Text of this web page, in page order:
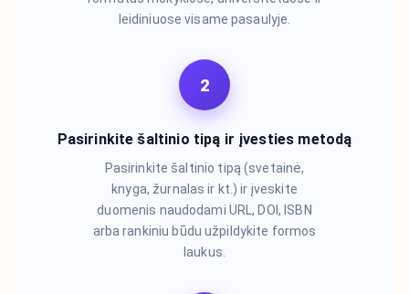
leidiniuose visame pasaulyje.
2
Pasirinkite šaltinio tipą ir įvesties metodą
Pasirinkite šaltinio tipą (svetainė,
knyga, žurnalas ir kt.) ir įveskite
duomenis naudodami URL, DOI, ISBN
arba rankiniu būdu užpildykite formos
laukus.